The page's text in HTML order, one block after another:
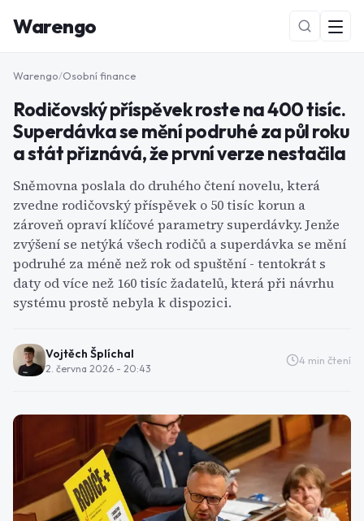
Warengo
NOVÉ
Warengo/Osobní finance
Rodičovský příspěvek roste na 400 tisíc.
Superdávka se mění podruhé za půl roku
a stát přiznává, že první verze nestačila
Sněmovna poslala do druhého čtení novelu, která
zvedne rodičovský příspěvek o 50 tisíc korun a
zároveň opraví klíčové parametry superdávky. Jenže
zvýšení se netýká všech rodičů a superdávka se mění
podruhé za méně než rok od spuštění - tentokrát s
daty od více než 160 tisíc žadatelů, která při návrhu
systému prostě nebyla k dispozici.
Vojtěch Šplíchal
2. června 2026 - 20:43
4 min čtení